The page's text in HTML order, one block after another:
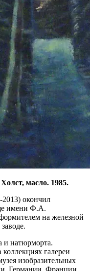
масло. 1985.
окончил
имени Ф.А.
на железной
и натюрморта.
галереи
изобразительных
Германии, Франции,